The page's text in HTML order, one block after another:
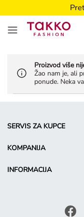
Proizvod više
Žao nam je, ali
ponude. Neka
SERVIS ZA KUPCE
KOMPANIJA
INFORMACIJA